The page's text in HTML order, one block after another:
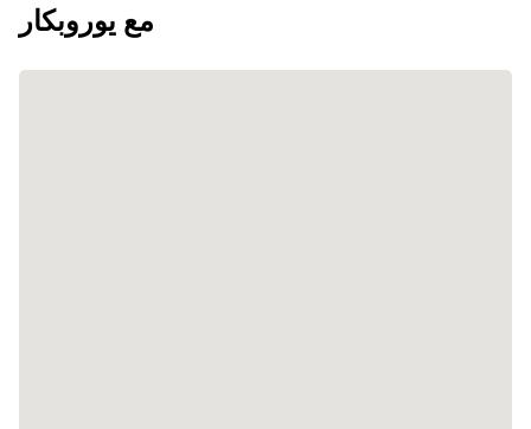
مع يوروبكار